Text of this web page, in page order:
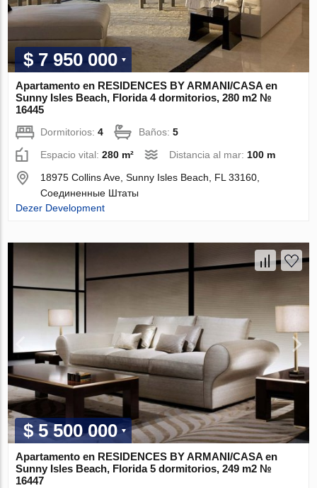
$ 7 950 000
Apartamento en RESIDENCES BY ARMANI/CASA en
Sunny Isles Beach, Florida 4 dormitorios, 280 m2 №
16445
Dormitorios:4 Baños:5
Espacio vital:280 m² Distancia al mar: 100 m
18975 Collins Ave, Sunny Isles Beach, FL 33160,
Соединенные Штаты
Dezer Development
$ 5 500 000
Apartamento en RESIDENCES BY ARMANI/CASA en
Sunny Isles Beach, Florida 5 dormitorios, 249 m2 №
16447